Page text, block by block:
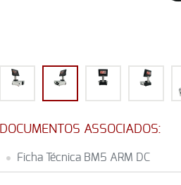
DOCUMENTOS ASSOCIADOS:
Ficha Técnica BM5 ARM DC